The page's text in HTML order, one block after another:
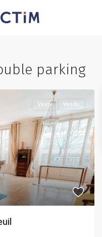
parking
Vente Vendu